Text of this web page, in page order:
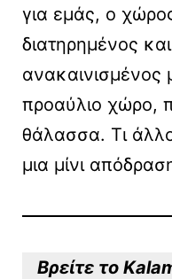
για εμάς, ο
διατηρημένος
προαύλιο χώρο,
θάλασσα. Τι
μια μίνι
Βρείτε το